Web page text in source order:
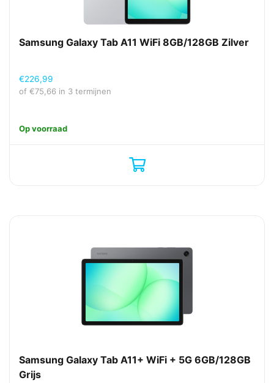
Samsung Galaxy Tab A11 WiFi 8GB/128GB Zilver
€226,99
of €75,66 in 3 termijnen
Op voorraad
Samsung Galaxy Tab A11+ WiFi + 5G 6GB/128GB
Grijs